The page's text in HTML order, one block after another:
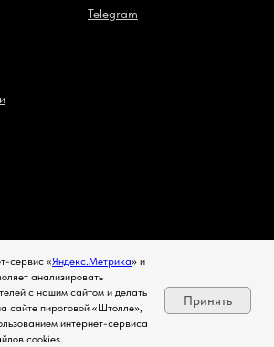
Telegram
сервис «Яндекс.Метрика» и
анализировать
с нашим сайтом и делать
сайте пироговой «Штолле»,
интернет-сервиса
cookies.
Принять